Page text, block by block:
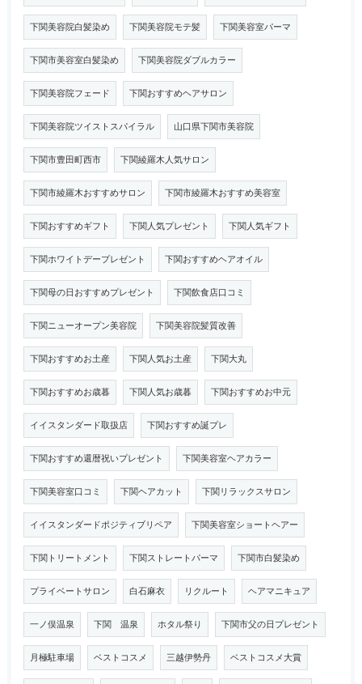
下関美容院白髪染め 下関美容院モテ髪 下関美容室パーマ
下関市美容室白髪染め 下関美容院ダブルカラー
下関美容院フェード 下関おすすめヘアサロン
下関美容院ツイストスパイラル 山口県下関市美容院
下関市豊田町西市 下関綾羅木人気サロン
下関市綾羅木おすすめサロン 下関市綾羅木おすすめ美容室
下関おすすめギフト 下関人気プレゼント 下関人気ギフト
下関ホワイトデープレゼント 下関おすすめヘアオイル
下関母の日おすすめプレゼント 下関飲食店口コミ
下関ニューオープン美容院 下関美容院髪質改善
下関おすすめお土産 下関人気お土産 下関大丸
下関おすすめお歳暮 下関人気お歳暮 下関おすすめお中元
イイスタンダード取扱店 下関おすすめ誕プレ
下関おすすめ還暦祝いプレゼント 下関美容室ヘアカラー
下関美容室口コミ 下関ヘアカット 下関リラックスサロン
イイスタンダードポジティブリペア 下関美容室ショートヘアー
下関トリートメント 下関ストレートパーマ 下関市白髪染め
プライベートサロン 白石麻衣 リクルート ヘアマニキュア
一ノ俣温泉 下関 温泉 ホタル祭り 下関市父の日プレゼント
月極駐車場 ベストコスメ 三越伊勢丹 ベストコスメ大賞